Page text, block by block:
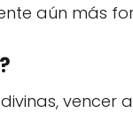
aún más
vencer